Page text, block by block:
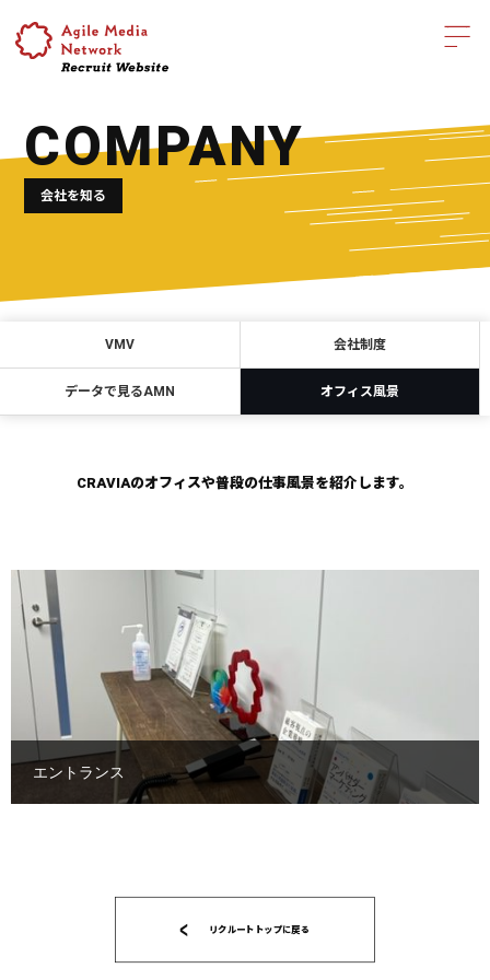
COMPANY
会社を知る
VMV 会社制度
データで見るAMN オフィス風景
CRAVIAのオフィスや普段の仕事風景を紹介します。
エントランス
リクルートトップに戻る